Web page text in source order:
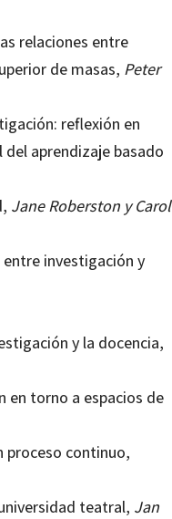
relaciones entre
de masas, Peter
reflexión en
del aprendizaje basado
Jane Roberston y Carol
investigación y
y la docencia,
en torno a espacios de
proceso continuo,
teatral, Jan